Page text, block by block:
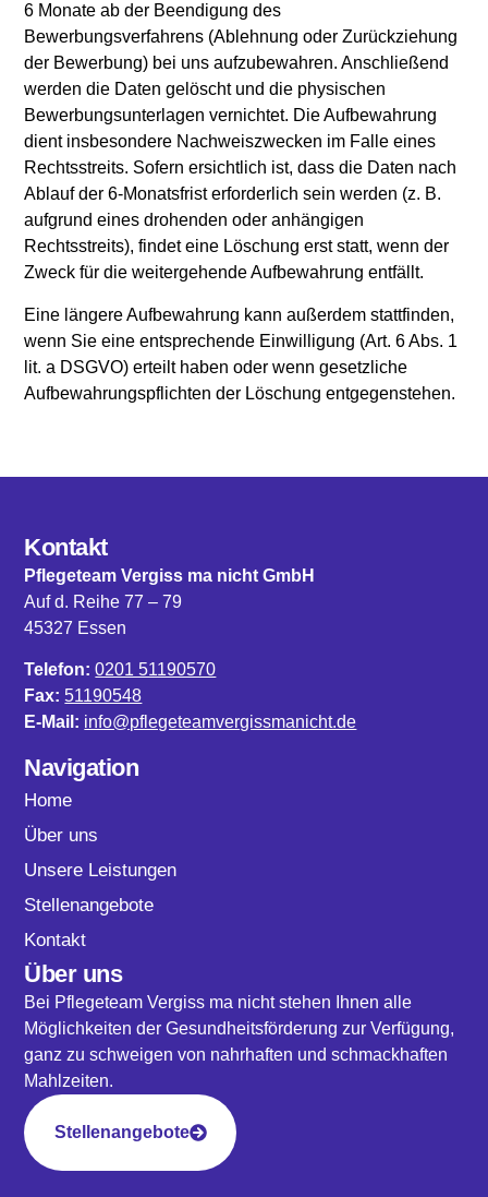
6 Monate ab der Beendigung des
Bewerbungsverfahrens (Ablehnung oder Zurückziehung
der Bewerbung) bei uns aufzubewahren. Anschließend
werden die Daten gelöscht und die physischen
Bewerbungsunterlagen vernichtet. Die Aufbewahrung
dient insbesondere Nachweiszwecken im Falle eines
Rechtsstreits. Sofern ersichtlich ist, dass die Daten nach
Ablauf der 6-Monatsfrist erforderlich sein werden (z. B.
aufgrund eines drohenden oder anhängigen
Rechtsstreits), findet eine Löschung erst statt, wenn der
Zweck für die weitergehende Aufbewahrung entfällt.
Eine längere Aufbewahrung kann außerdem stattfinden,
wenn Sie eine entsprechende Einwilligung (Art. 6 Abs. 1
lit. a DSGVO) erteilt haben oder wenn gesetzliche
Aufbewahrungspflichten der Löschung entgegenstehen.
Kontakt
Pflegeteam Vergiss ma nicht GmbH
Auf d. Reihe 77 – 79
45327 Essen
Telefon:0201 51190570
Fax: 51190548
E-Mail: info@pflegeteamvergissmanicht.de
Navigation
Home
Über uns
Unsere Leistungen
Stellenangebote
Kontakt
Über uns
Bei Pflegeteam Vergiss ma nicht stehen Ihnen alle
Möglichkeiten der Gesundheitsförderung zur Verfügung,
ganz zu schweigen von nahrhaften und schmackhaften
Mahlzeiten.
Stellenangebote